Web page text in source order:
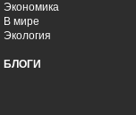
Экономика
В мире
Экология
БЛОГИ